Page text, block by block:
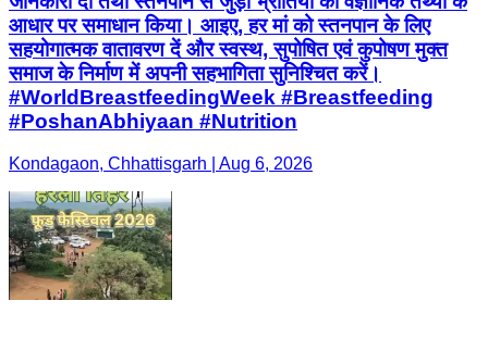
आधार पर समाधान किया। आइए, हर मां को स्तनपान के लिए
सहयोगात्मक वातावरण दें और स्वस्थ, सुपोषित एवं कुपोषण मुक्त
समाज के निर्माण में अपनी सहभागिता सुनिश्चित करें।
#WorldBreastfeedingWeek #Breastfeeding
#PoshanAbhiyaan #Nutrition
Kondagaon, Chhattisgarh | Aug 6, 2026